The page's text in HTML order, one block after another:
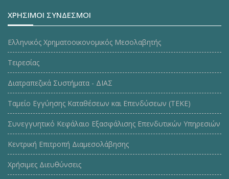
ΧΡΗΣΙΜΟΙ ΣΥΝΔΕΣΜΟΙ
Ελληνικός Χρηματοοικονομικός Μεσολαβητής
Τειρεσίας
Διατραπεζικά Συστήματα - ΔΙΑΣ
Ταμείο Εγγύησης Καταθέσεων και Επενδύσεων (ΤΕΚE)
Συνεγγυητικό Κεφάλαιο Εξασφάλισης Επενδυτικών Υπηρεσιών
Κεντρική Επιτροπή Διαμεσολάβησης
Χρήσιμες Διευθύνσεις